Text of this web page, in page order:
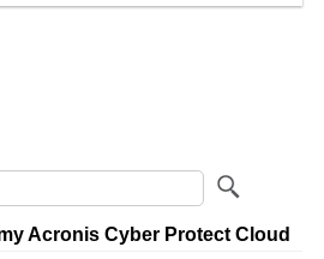
Acronis Cyber Protect Cloud